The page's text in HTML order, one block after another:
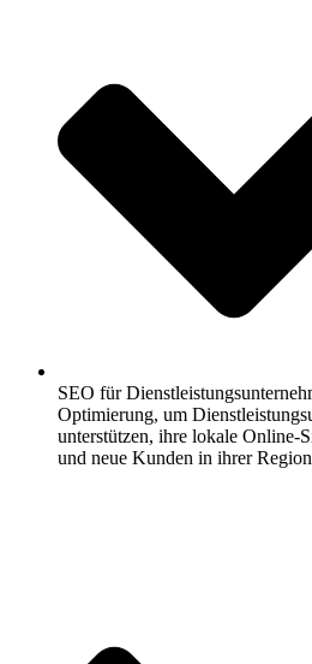
SEO für
Optimierung, um
unterstützen, ihre lokale Online-
und neue Kunden in ihrer